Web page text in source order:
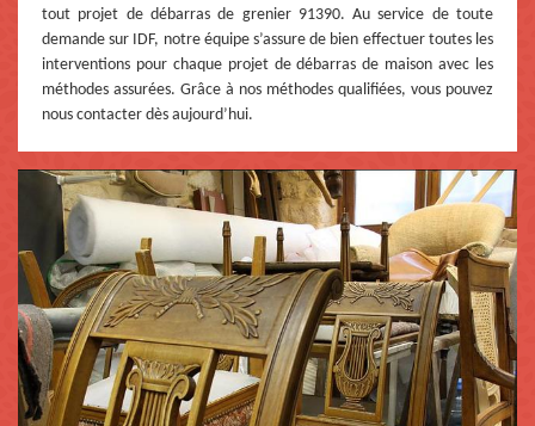
tout projet de débarras de grenier 91390. Au service de toute
demande sur IDF, notre équipe s’assure de bien effectuer toutes les
interventions pour chaque projet de débarras de maison avec les
méthodes assurées. Grâce à nos méthodes qualifiées, vous pouvez
nous contacter dès aujourd’hui.